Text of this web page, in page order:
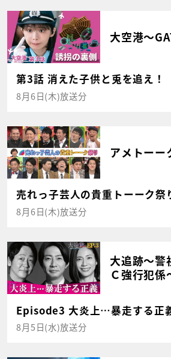
大空港～
第3話 消えた子供と兎を追え！
8月6日(木)放送分
アメトーー
売れっ子芸人の貴重トーーク祭
8月6日(木)放送分
大追跡～警
Ｃ強行犯
Episode3 大炎上…暴走する正
8月5日(水)放送分